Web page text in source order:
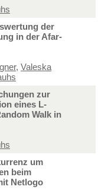
der
in der Afar-
, Valeska
zur
eines L-
Walk in
um
beim
Netlogo